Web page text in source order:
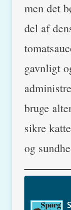
men det
del af
gavnligt
bruge
sikre
og